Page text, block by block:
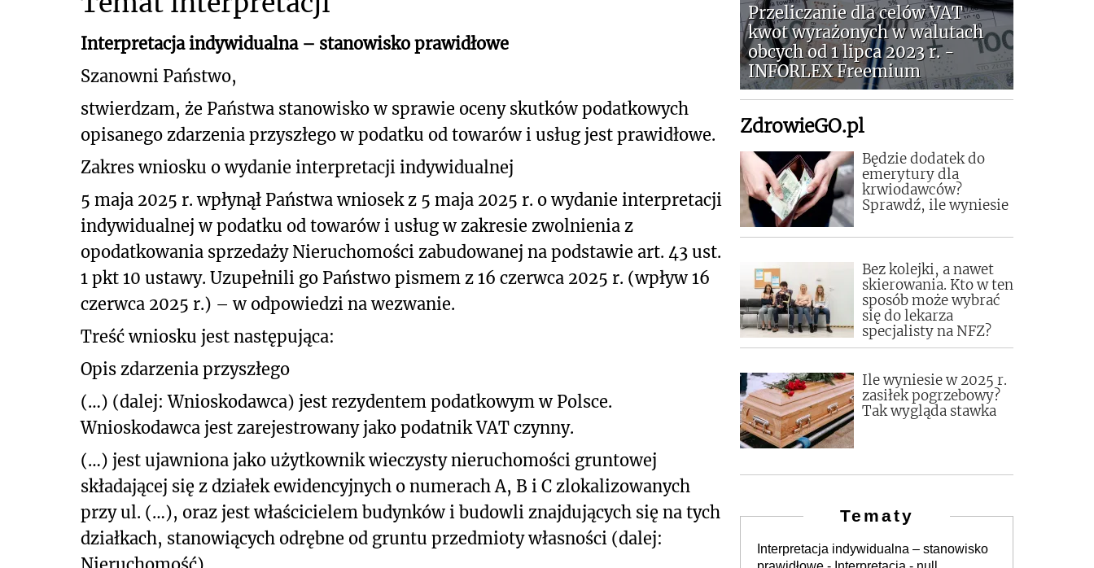
Interpretacja indywidualna – stanowisko prawidłowe
Szanowni Państwo,
stwierdzam, że Państwa stanowisko w sprawie oceny skutków podatkowych
opisanego zdarzenia przyszłego w podatku od towarów i usług jest prawidłowe.
Zakres wniosku o wydanie interpretacji indywidualnej
5 maja 2025 r. wpłynął Państwa wniosek z 5 maja 2025 r. o wydanie interpretacji
indywidualnej w podatku od towarów i usług w zakresie zwolnienia z
opodatkowania sprzedaży Nieruchomości zabudowanej na podstawie art. 43 ust.
1 pkt 10 ustawy. Uzupełnili go Państwo pismem z 16 czerwca 2025 r. (wpływ 16
czerwca 2025 r.) – w odpowiedzi na wezwanie.
Treść wniosku jest następująca:
Opis zdarzenia przyszłego
(…) (dalej: Wnioskodawca) jest rezydentem podatkowym w Polsce.
Wnioskodawca jest zarejestrowany jako podatnik VAT czynny.
(…) jest ujawniona jako użytkownik wieczysty nieruchomości gruntowej
składającej się z działek ewidencyjnych o numerach A, B i C zlokalizowanych
przy ul. (…), oraz jest właścicielem budynków i budowli znajdujących się na tych
działkach, stanowiących odrębne od gruntu przedmioty własności (dalej:
Przeliczanie dla celów VAT
kwot wyrażonych w walutach
obcych od 1 lipca 2023 r. -
INFORLEX Freemium
ZdrowieGO.pl
Będzie dodatek do
emerytury dla
krwiodawców?
Sprawdź, ile wyniesie
Bez kolejki, a nawet
skierowania. Kto w ten
sposób może wybrać
się do lekarza
specjalisty na NFZ?
Ile wyniesie w 2025 r.
zasiłek pogrzebowy?
Tak wygląda stawka
Tematy
Interpretacja indywidualna – stanowisko